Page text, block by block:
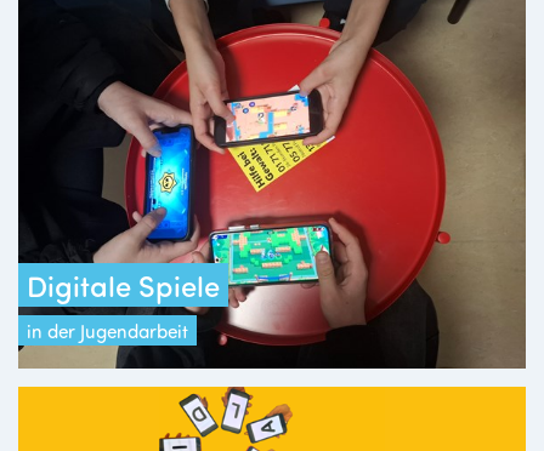
Digitale Spiele
in der Jugendarbeit